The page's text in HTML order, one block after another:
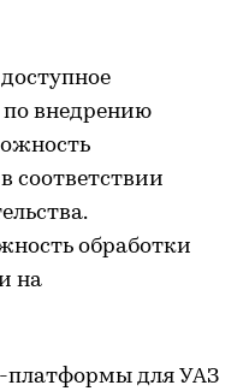
по внедрению
соответствии
обработки
на
платформы для УАЗ